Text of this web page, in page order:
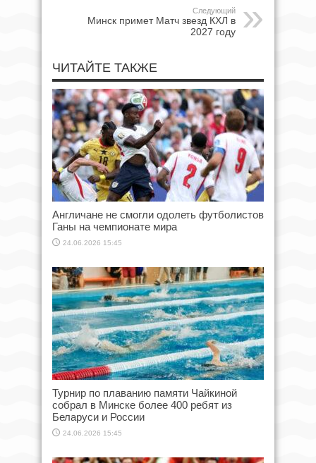
Следующий
Минск примет Матч звезд КХЛ в
2027 году
ЧИТАЙТЕ ТАКЖЕ
Англичане не смогли одолеть футболистов
Ганы на чемпионате мира
24.06.2026 15:45
Турнир по плаванию памяти Чайкиной
собрал в Минске более 400 ребят из
Беларуси и России
24.06.2026 15:45